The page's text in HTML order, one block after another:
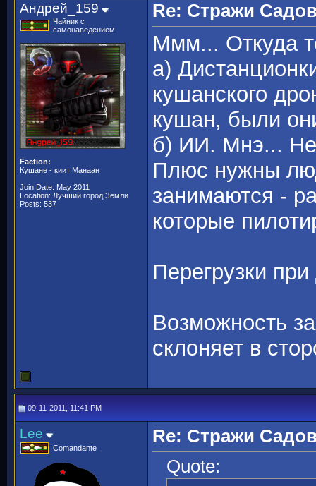
Андрей_159
Чайник с
самонаведением
Faction:
Кушане - киит Манаан
Join Date: May 2011
Location: Лучший город Земли
Posts: 537
Re: Стражи
Ммм... Откуда
а)
кушанского
кушан, были
б) ИИ. Мнэ...
Плюс нужны
занимаются -
которые
Перегрузки
Возможность
склоняет в
09-11-2011, 11:41 PM
Lee
Comandante
Re: Стражи
Quote: